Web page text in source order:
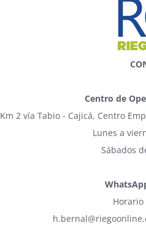
Centro de
Km 2 vía Tabio - Cajicá, Centro
Lunes a
Sábados